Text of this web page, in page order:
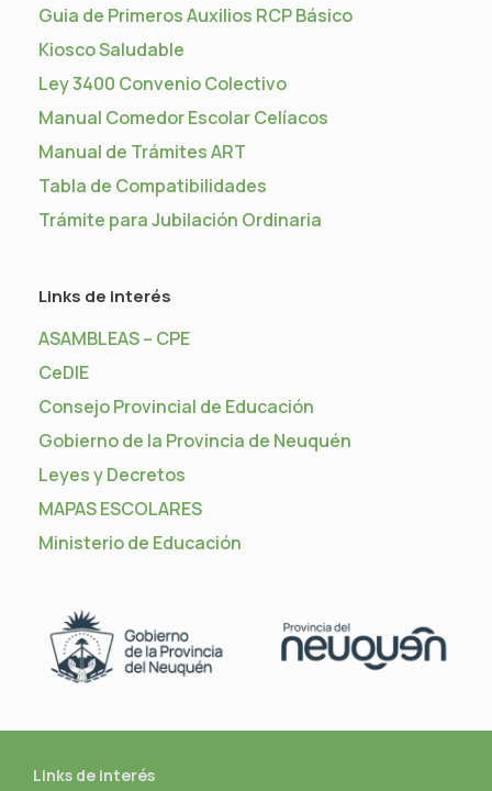
Guia de Primeros Auxilios RCP Básico
Kiosco Saludable
Ley 3400 Convenio Colectivo
Manual Comedor Escolar Celíacos
Manual de Trámites ART
Tabla de Compatibilidades
Trámite para Jubilación Ordinaria
Links de interés
ASAMBLEAS – CPE
CeDIE
Consejo Provincial de Educación
Gobierno de la Provincia de Neuquén
Leyes y Decretos
MAPAS ESCOLARES
Ministerio de Educación
Links de interés